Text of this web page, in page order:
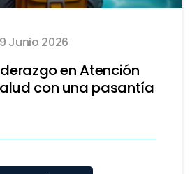
Junio 2026
en Atención
con una pasantía